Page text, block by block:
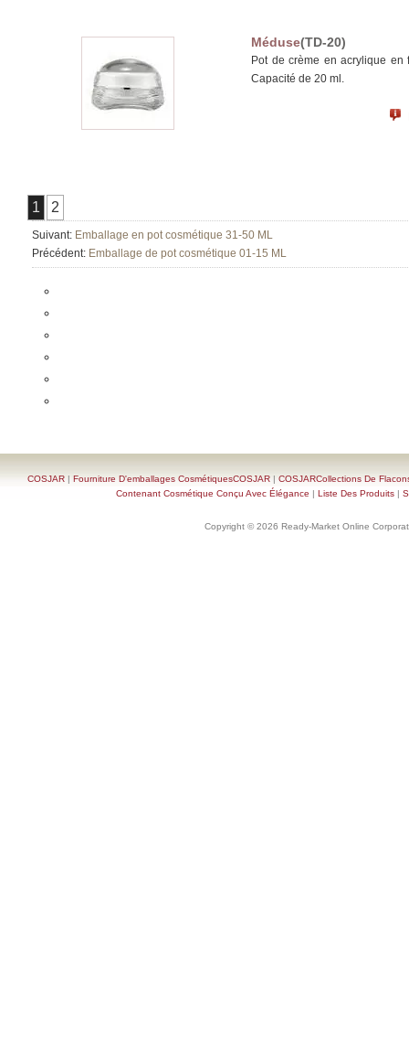
Méduse(TD-20)
Pot de crème en acrylique
Capacité de 20 ml.
1 2
Suivant: Emballage en pot cosmétique 31-50 ML
Précédent: Emballage de pot cosmétique 01-15 ML
COSJAR | Fourniture D'emballages CosmétiquesCOSJAR | COSJARCollections De
Contenant Cosmétique Conçu Avec Élégance | Liste Des Produits |
Copyright © 2026 Ready-Market Online